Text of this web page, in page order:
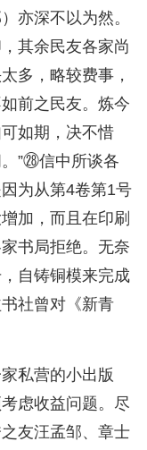
亦深不以为然。
其余民友各家尚
多，略较费事，
前之民友。炼今
如期，决不惜
”㉘信中所谈各
为从第4卷第1号
加，而且在印刷
书局拒绝。无奈
自铸铜模来完成
社曾对《新青
私营的小出版
虑收益问题。尽
友汪孟邹、章士